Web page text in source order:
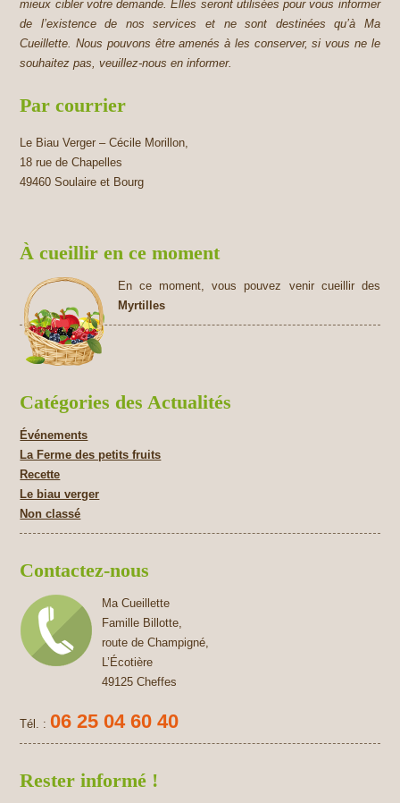
mieux cibler votre demande. Elles seront utilisées pour vous informer
de l’existence de nos services et ne sont destinées qu’à Ma
Cueillette. Nous pouvons être amenés à les conserver, si vous ne le
souhaitez pas, veuillez-nous en informer.
Par courrier
Le Biau Verger – Cécile Morillon,
18 rue de Chapelles
49460 Soulaire et Bourg
À cueillir en ce moment
En ce moment, vous pouvez venir cueillir des
Myrtilles
Catégories des Actualités
Événements
La Ferme des petits fruits
Recette
Le biau verger
Non classé
Contactez-nous
Ma Cueillette
Famille Billotte,
route de Champigné,
L’Écotière
49125 Cheffes
Tél. : 06 25 04 60 40
Rester informé !